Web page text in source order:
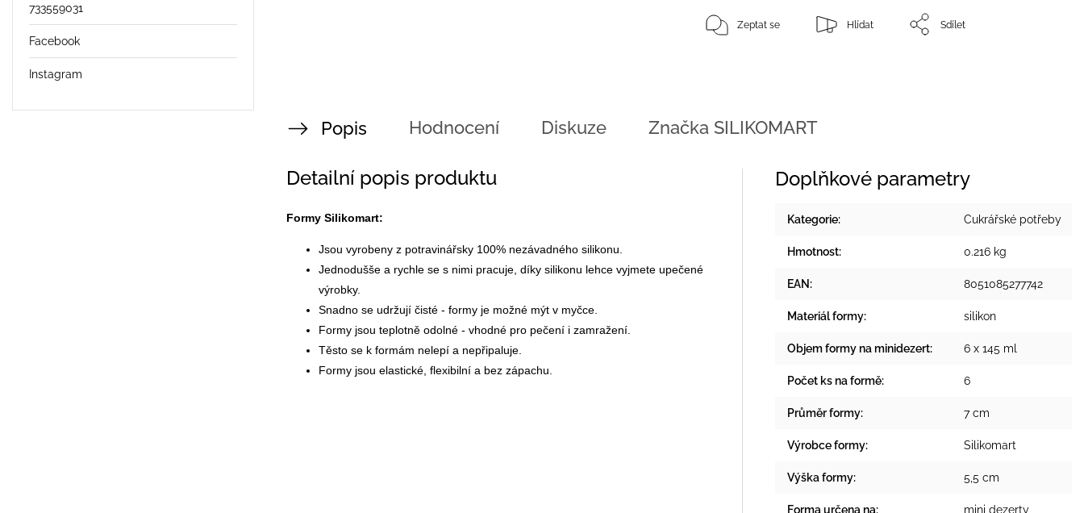
733559031
Facebook
Instagram
Zeptat se Hlídat Sdílet
Popis Hodnocení Diskuze Značka SILIKOMART
Detailní popis produktu
Formy Silikomart:
Jsou vyrobeny z potravinářsky 100% nezávadného silikonu.
Jednodušše a rychle se s nimi pracuje, díky silikonu lehce vyjmete upečené
výrobky.
Snadno se udržují čisté - formy je možné mýt v myčce.
Formy jsou teplotně odolné - vhodné pro pečení i zamražení.
Těsto se k formám nelepí a nepřipaluje.
Formy jsou elastické, flexibilní a bez zápachu.
Doplňkové parametry
Kategorie: Cukrářské potřeby
Hmotnost: 0.216 kg
EAN : 8051085277742
Materiál formy: silikon
Objem formy na minidezert: 6 x 145 ml
Počet ks na formě: 6
Průměr formy: 7 cm
Výrobce formy: Silikomart
Výška formy: 5,5 cm
Forma určena na: mini dezerty